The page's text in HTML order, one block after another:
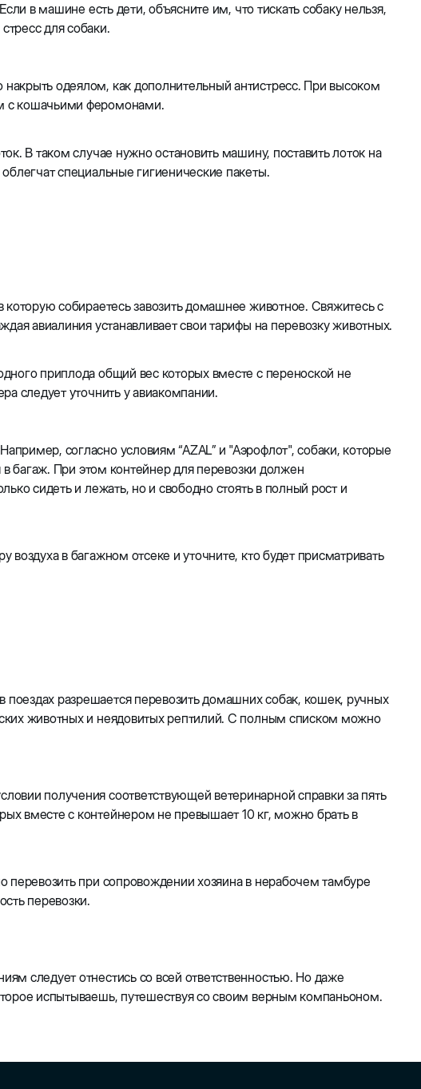
в машине есть дети, объясните им, что тискать собаку нельзя,
для собаки.
одеялом, как дополнительный антистресс. При высоком
с кошачьими феромонами.
В таком случае нужно остановить машину, поставить лоток на
специальные гигиенические пакеты.
которую собираетесь завозить домашнее животное. Свяжитесь с
авиалиния устанавливает свои тарифы на перевозку животных.
приплода общий вес которых вместе с переноской не
следует уточнить у авиакомпании.
согласно условиям “AZAL” и "Аэрофлот", собаки, которые
в багаж. При этом контейнер для перевозки должен
сидеть и лежать, но и свободно стоять в полный рост и
в багажном отсеке и уточните, кто будет присматривать
разрешается перевозить домашних собак, кошек, ручных
животных и неядовитых рептилий. С полным списком можно
получения соответствующей ветеринарной справки за пять
вместе с контейнером не превышает 10 кг, можно брать в
при сопровождении хозяина в нерабочем тамбуре
перевозки.
следует отнестись со всей ответственностью. Но даже
испытываешь, путешествуя со своим верным компаньоном.